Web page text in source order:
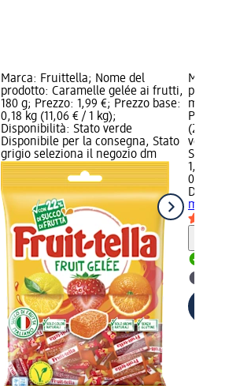
Marca: Fruittella; Nome del
prodotto: Caramelle gelée ai frutti,
180 g; Prezzo: 1,99 €; Prezzo base:
0,18 kg (11,06 € / 1 kg);
Disponibilità: Stato verde
Disponibile per la consegna, Stato
grigio seleziona il negozio dm
Marca:
prodotto:
mango e
Prezzo:
(28,43 € / 1
verde
Stato
1,99 €
0,07 kg
Dietorelle
mango e